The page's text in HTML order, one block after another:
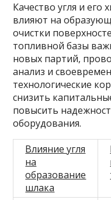
Качество угля и его
влияют на
очистки
топливной базы
новых партий,
анализ и
технологические
снизить
повысить
оборудования.
Влияние угля
на
образование
шлака